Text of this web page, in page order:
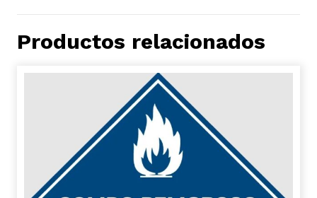
Productos relacionados